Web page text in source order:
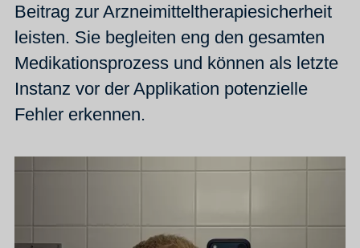
Beitrag zur Arzneimitteltherapiesicherheit
leisten. Sie begleiten eng den gesamten
Medikationsprozess und können als letzte
Instanz vor der Applikation potenzielle
Fehler erkennen.